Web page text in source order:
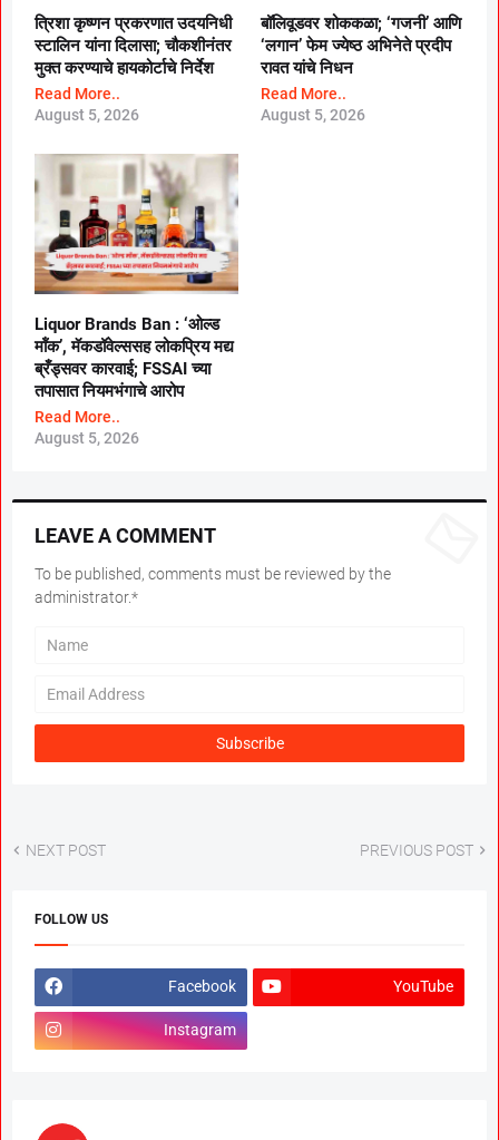
त्रिशा कृष्णन प्रकरणात उदयनिधी
स्टालिन यांना दिलासा; चौकशीनंतर
मुक्त करण्याचे हायकोर्टाचे निर्देश
Read More..
August 5, 2026
बॉलिवूडवर शोककळा; ‘गजनी’ आणि
‘लगान’ फेम ज्येष्ठ अभिनेते प्रदीप
रावत यांचे निधन
Read More..
August 5, 2026
Liquor Brands Ban : ‘ओल्ड
मॉंक’, मॅकडॉवेल्ससह लोकप्रिय मद्य
ब्रँड्सवर कारवाई; FSSAI च्या
तपासात नियमभंगाचे आरोप
Read More..
August 5, 2026
LEAVE A COMMENT
To be published, comments must be reviewed by the
administrator.*
NEXT POST PREVIOUS POST
FOLLOW US
Facebook YouTube
Instagram